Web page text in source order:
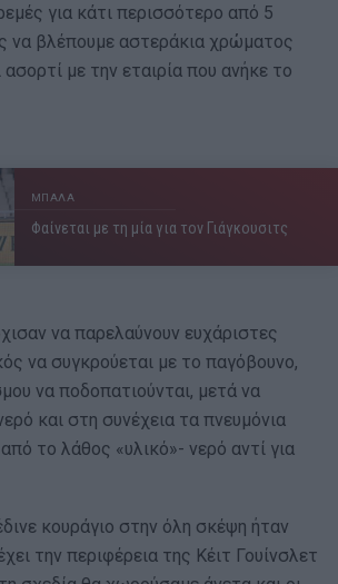
για κάτι περισσότερο από 5
να βλέπουμε αστεράκια χρώματος
ασορτί με την εταιρία που ανήκε το
ΜΠΑΛΑ
Φαίνεται με τη μία για τον Γιάγκουσιτς
να παρελαύνουν ευχάριστες
να συγκρούεται με το παγόβουνο,
να ποδοπατιούνται, μετά να
και στη συνέχεια τα πνευμόνια
το λάθος «υλικό»- νερό αντί για
κουράγιο στην όλη σκέψη ήταν
την περιφέρεια της Κέιτ Γουίνσλετ